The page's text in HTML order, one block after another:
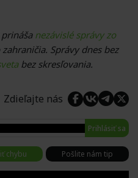
nezávislé správy zo
Správy dnes bez
bez skresľovania.
Zdieľajte nás
Prihlásiť sa
chybu Pošlite nám tip